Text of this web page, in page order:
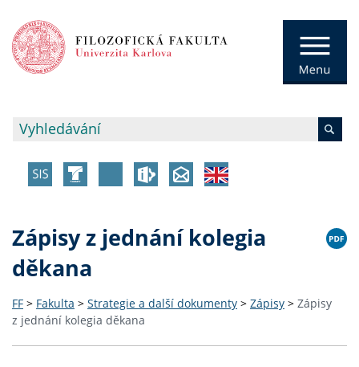
Zápisy z jednání kolegia
děkana
FF > Fakulta > Strategie a další dokumenty > Zápisy > Zápisy
z jednání kolegia děkana